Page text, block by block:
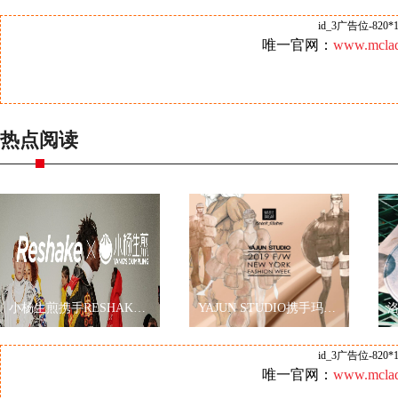
id_3广告位-
唯一官网：
热点阅读
小杨生煎携手RESHAKE耀眼伦敦时装周，再现海派文化 YAJUN STUDIO携手玛丽黛佳色彩工作室2019秋冬纽约时装周玩转跨界
id_3广告位-
唯一官网：